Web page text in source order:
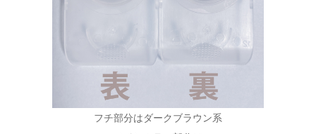
フチ部分はダークブラウン系